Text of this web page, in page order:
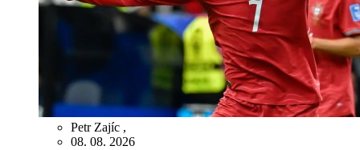
Petr Zajíc ,
08. 08. 2026